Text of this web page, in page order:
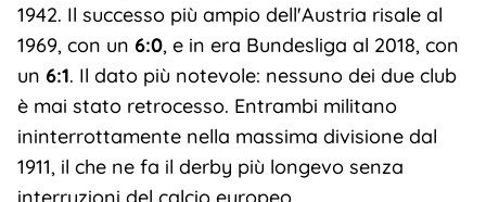
1942. Il successo più ampio dell'Austria risale al
1969, con un 6:0, e in era Bundesliga al 2018, con
un 6:1. Il dato più notevole: nessuno dei due club
è mai stato retrocesso. Entrambi militano
ininterrottamente nella massima divisione dal
1911, il che ne fa il derby più longevo senza